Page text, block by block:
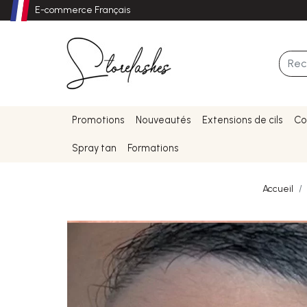
E-commerce Français
Promotions Nouveautés Extensions de cils
Spray tan Formations
Accueil